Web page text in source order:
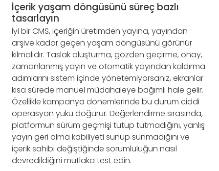
İçerik yaşam döngüsünü süreç bazlı
tasarlayın
İyi bir CMS, içeriğin üretimden yayına, yayından
arşive kadar geçen yaşam döngüsünü görünür
kılmalıdır. Taslak oluşturma, gözden geçirme, onay,
zamanlanmış yayın ve otomatik yayından kaldırma
adımlarını sistem içinde yönetemiyorsanız, ekranlar
kısa sürede manuel müdahaleye bağımlı hale gelir.
Özellikle kampanya dönemlerinde bu durum ciddi
operasyon yükü doğurur. Değerlendirme sırasında,
platformun sürüm geçmişi tutup tutmadığını, yanlış
yayın geri alma kabiliyeti sunup sunmadığını ve
içerik sahibi değiştiğinde sorumluluğun nasıl
devredildiğini mutlaka test edin.